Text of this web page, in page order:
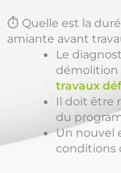
⏱️ Quelle est la
amiante avant
Le
démolition
travaux
Il doit être
du
Un nouvel
conditions